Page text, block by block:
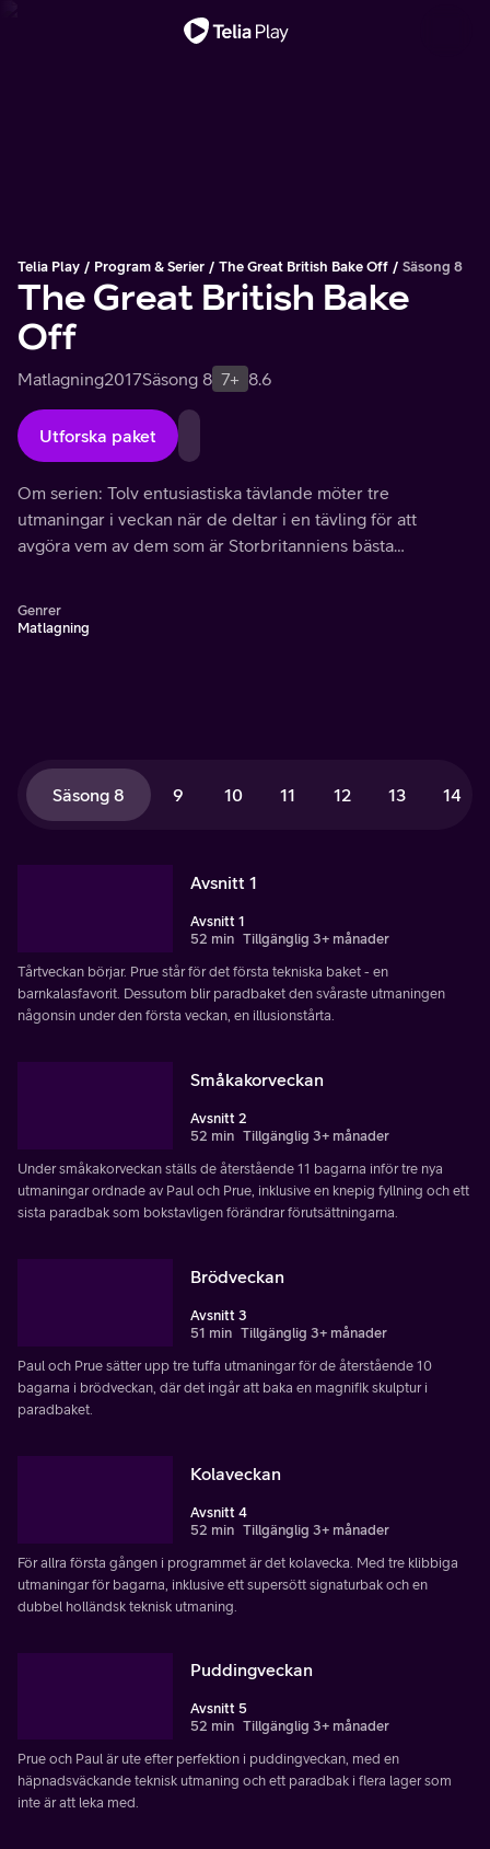
Telia Play Program & Serier The Great British Bake Off Säsong 8
The Great British Bake
Off
Matlagning2017Säsong 8 7+ 8.6
Utforska paket
Om serien: Tolv entusiastiska tävlande möter tre
utmaningar i veckan när de deltar i en tävling för att
avgöra vem av dem som är Storbritanniens bästa
Genrer
Matlagning
Säsong 8 9 10 11 12 13 14
Avsnitt 1
Avsnitt 1
52 min Tillgänglig 3+ månader
Tårtveckan börjar. Prue står för det första tekniska baket - en
barnkalasfavorit. Dessutom blir paradbaket den svåraste utmaningen
någonsin under den första veckan, en illusionstårta.
Småkakorveckan
Avsnitt 2
52 min Tillgänglig 3+ månader
Under småkakorveckan ställs de återstående 11 bagarna inför tre nya
utmaningar ordnade av Paul och Prue, inklusive en knepig fyllning och ett
sista paradbak som bokstavligen förändrar förutsättningarna.
Brödveckan
Avsnitt 3
51 min Tillgänglig 3+ månader
Paul och Prue sätter upp tre tuffa utmaningar för de återstående 10
bagarna i brödveckan, där det ingår att baka en magnifik skulptur i
paradbaket.
Kolaveckan
Avsnitt 4
52 min Tillgänglig 3+ månader
För allra första gången i programmet är det kolavecka. Med tre klibbiga
utmaningar för bagarna, inklusive ett supersött signaturbak och en
dubbel holländsk teknisk utmaning.
Puddingveckan
Avsnitt 5
52 min Tillgänglig 3+ månader
Prue och Paul är ute efter perfektion i puddingveckan, med en
häpnadsväckande teknisk utmaning och ett paradbak i flera lager som
inte är att leka med.